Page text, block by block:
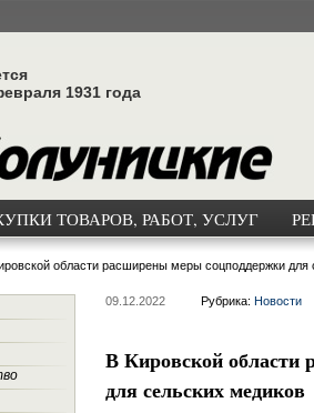
1931 года
ТОВАРОВ, РАБОТ, УСЛУГ
области расширены меры соцподдержки для
09.12.2022 Рубрика: Новости
В Кировской области
для сельских медиков